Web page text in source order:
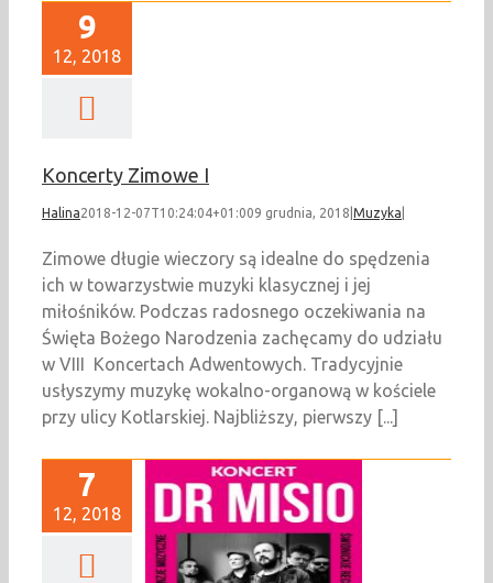
9
12, 2018
Koncerty Zimowe I
Halina2018-12-07T10:24:04+01:009 grudnia, 2018 Muzyka
Zimowe długie wieczory są idealne do spędzenia
ich w towarzystwie muzyki klasycznej i jej
miłośników. Podczas radosnego oczekiwania na
Święta Bożego Narodzenia zachęcamy do udziału
w VIII Koncertach Adwentowych. Tradycyjnie
usłyszymy muzykę wokalno-organową w kościele
przy ulicy Kotlarskiej. Najbliższy, pierwszy [...]
7
12, 2018
Muzyczne: DR